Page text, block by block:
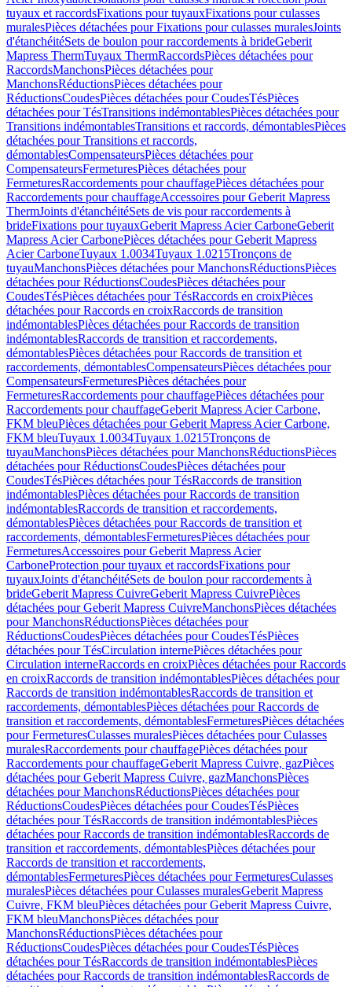
tuyaux et raccordsFixations pour tuyauxFixations pour culasses
muralesPièces détachées pour Fixations pour culasses muralesJoints
d'étanchéitéSets de boulon pour raccordements à brideGeberit
Mapress ThermTuyaux ThermRaccordsPièces détachées pour
RaccordsManchonsPièces détachées pour
ManchonsRéductionsPièces détachées pour
RéductionsCoudesPièces détachées pour CoudesTésPièces
détachées pour TésTransitions indémontablesPièces détachées pour
Transitions indémontablesTransitions et raccords, démontablesPièces
détachées pour Transitions et raccords,
démontablesCompensateursPièces détachées pour
CompensateursFermeturesPièces détachées pour
FermeturesRaccordements pour chauffagePièces détachées pour
Raccordements pour chauffageAccessoires pour Geberit Mapress
ThermJoints d'étanchéitéSets de vis pour raccordements à
brideFixations pour tuyauxGeberit Mapress Acier CarboneGeberit
Mapress Acier CarbonePièces détachées pour Geberit Mapress
Acier CarboneTuyaux 1.0034Tuyaux 1.0215Tronçons de
tuyauManchonsPièces détachées pour ManchonsRéductionsPièces
détachées pour RéductionsCoudesPièces détachées pour
CoudesTésPièces détachées pour TésRaccords en croixPièces
détachées pour Raccords en croixRaccords de transition
indémontablesPièces détachées pour Raccords de transition
indémontablesRaccords de transition et raccordements,
démontablesPièces détachées pour Raccords de transition et
raccordements, démontablesCompensateursPièces détachées pour
CompensateursFermeturesPièces détachées pour
FermeturesRaccordements pour chauffagePièces détachées pour
Raccordements pour chauffageGeberit Mapress Acier Carbone,
FKM bleuPièces détachées pour Geberit Mapress Acier Carbone,
FKM bleuTuyaux 1.0034Tuyaux 1.0215Tronçons de
tuyauManchonsPièces détachées pour ManchonsRéductionsPièces
détachées pour RéductionsCoudesPièces détachées pour
CoudesTésPièces détachées pour TésRaccords de transition
indémontablesPièces détachées pour Raccords de transition
indémontablesRaccords de transition et raccordements,
démontablesPièces détachées pour Raccords de transition et
raccordements, démontablesFermeturesPièces détachées pour
FermeturesAccessoires pour Geberit Mapress Acier
CarboneProtection pour tuyaux et raccordsFixations pour
tuyauxJoints d'étanchéitéSets de boulon pour raccordements à
brideGeberit Mapress CuivreGeberit Mapress CuivrePièces
détachées pour Geberit Mapress CuivreManchonsPièces détachées
pour ManchonsRéductionsPièces détachées pour
RéductionsCoudesPièces détachées pour CoudesTésPièces
détachées pour TésCirculation internePièces détachées pour
Circulation interneRaccords en croixPièces détachées pour Raccords
en croixRaccords de transition indémontablesPièces détachées pour
Raccords de transition indémontablesRaccords de transition et
raccordements, démontablesPièces détachées pour Raccords de
transition et raccordements, démontablesFermeturesPièces détachées
pour FermeturesCulasses muralesPièces détachées pour Culasses
muralesRaccordements pour chauffagePièces détachées pour
Raccordements pour chauffageGeberit Mapress Cuivre, gazPièces
détachées pour Geberit Mapress Cuivre, gazManchonsPièces
détachées pour ManchonsRéductionsPièces détachées pour
RéductionsCoudesPièces détachées pour CoudesTésPièces
détachées pour TésRaccords de transition indémontablesPièces
détachées pour Raccords de transition indémontablesRaccords de
transition et raccordements, démontablesPièces détachées pour
Raccords de transition et raccordements,
démontablesFermeturesPièces détachées pour FermeturesCulasses
muralesPièces détachées pour Culasses muralesGeberit Mapress
Cuivre, FKM bleuPièces détachées pour Geberit Mapress Cuivre,
FKM bleuManchonsPièces détachées pour
ManchonsRéductionsPièces détachées pour
RéductionsCoudesPièces détachées pour CoudesTésPièces
détachées pour TésRaccords de transition indémontablesPièces
détachées pour Raccords de transition indémontablesRaccords de